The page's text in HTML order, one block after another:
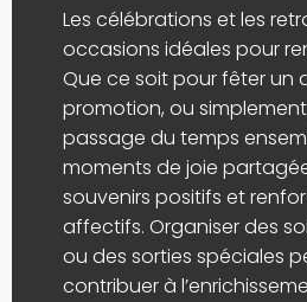
Les célébrations et les
occasions idéales pour
Que ce soit pour fêter un
promotion, ou
passage du temps
moments de joie
souvenirs positifs et
affectifs. Organiser des
ou des sorties spéciales
contribuer à